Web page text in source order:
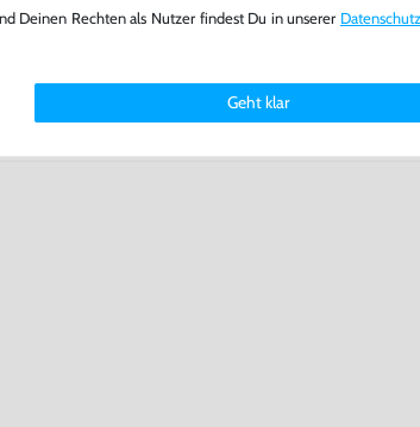
Deinen Rechten als Nutzer findest Du in unserer
Geht klar